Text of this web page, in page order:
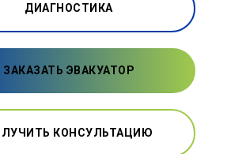
ДИАГНОСТИКА
ЗАКАЗАТЬ ЭВАКУАТОР
КОНСУЛЬТАЦИЮ